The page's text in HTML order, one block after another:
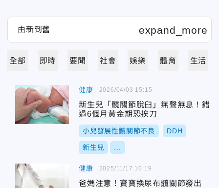
全部 即時 要聞 社會 娛樂 體育 生活
健康
新生兒「髖關節脫臼」無聲無息！錯
過6個月黃金期恐挨刀
小兒發展性髖關節不良 DDH
新生兒
2026/04/03 15:15
健康
爸媽注意！寶寶換尿布髖關節發出
2025/11/17 10:19